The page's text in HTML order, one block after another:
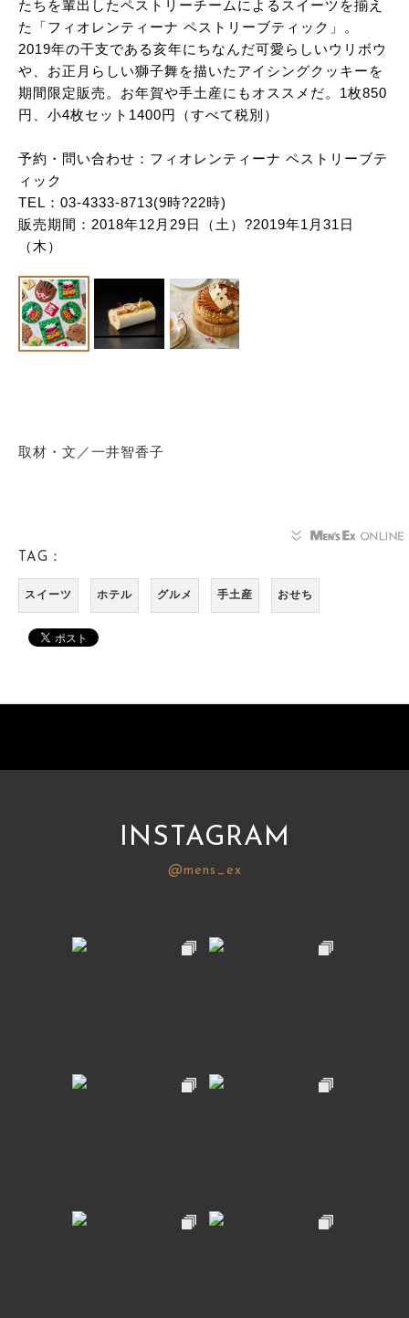
たちを輩出したペストリーチームによるスイーツを揃え
た「フィオレンティーナ ペストリーブティック」。
2019年の干支である亥年にちなんだ可愛らしいウリボウ
や、お正月らしい獅子舞を描いたアイシングクッキーを
期間限定販売。お年賀や手土産にもオススメだ。1枚850
円、小4枚セット1400円（すべて税別）
予約・問い合わせ：フィオレンティーナ ペストリーブテ
ィック
TEL：03-4333-8713(9時?22時)
販売期間：2018年12月29日（土）?2019年1月31日
（木）
取材・文／一井智香子
TAG：
スイーツ ホテル グルメ 手土産 おせち
INSTAGRAM
@mens_ex